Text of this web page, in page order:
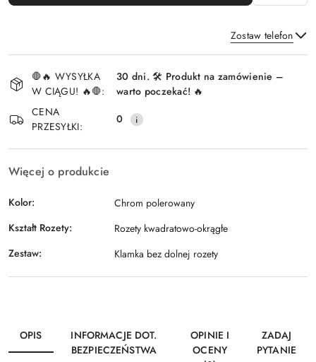
Zostaw telefon
Wyślij
Dostępność
i
dostawa
🛑🔥 WYSYŁKA
W CIĄGU! 🔥🛑:
30 dni. 🛠️ Produkt na zamówienie –
warto poczekać! 🔥
CENA
PRZESYŁKI:
0
Więcej o produkcie
Kolor:
Chrom polerowany
Kształt Rozety:
Rozety kwadratowo-okrągłe
Zestaw:
Klamka bez dolnej rozety
OPIS
INFORMACJE DOT.
BEZPIECZEŃSTWA
OPINIE I
OCENY
ZADAJ
PYTANIE